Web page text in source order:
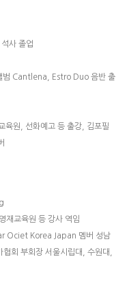
사 졸업
Cantlena, Estro Duo 음반 출
육원, 선화예고 등 출강, 김포필
재교육원 등 강사 역임
Ociet Korea Japan 멤버 성남
회 부회장 서울시립대, 수원대,